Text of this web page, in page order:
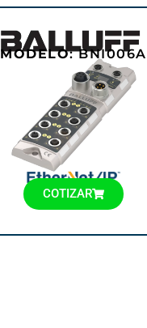
MODELO: BNI006A
COTIZAR